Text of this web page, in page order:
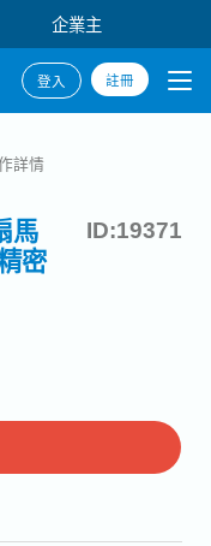
企業主
登入 註冊
詳情
馬
密
ID:19371